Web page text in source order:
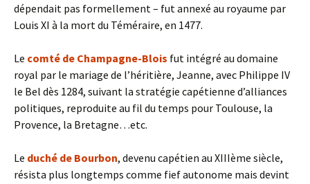
dépendait pas formellement – fut annexé au royaume par
Louis XI à la mort du Téméraire, en 1477.
Le comté de Champagne-Blois fut intégré au domaine
royal par le mariage de l’héritière, Jeanne, avec Philippe IV
le Bel dès 1284, suivant la stratégie capétienne d’alliances
politiques, reproduite au fil du temps pour Toulouse, la
Provence, la Bretagne…etc.
Le duché de Bourbon, devenu capétien au XIIIème siècle,
résista plus longtemps comme fief autonome mais devint